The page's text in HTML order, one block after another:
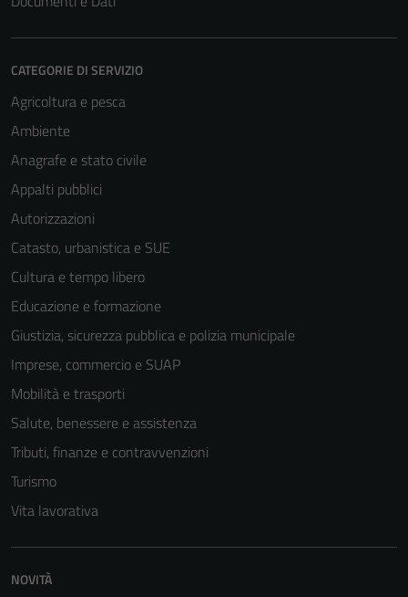
CATEGORIE DI SERVIZIO
Agricoltura e pesca
Ambiente
Anagrafe e stato civile
Appalti pubblici
Autorizzazioni
Catasto, urbanistica e SUE
Cultura e tempo libero
Educazione e formazione
Giustizia, sicurezza pubblica e polizia municipale
Imprese, commercio e SUAP
Mobilità e trasporti
Salute, benessere e assistenza
Tributi, finanze e contravvenzioni
Turismo
Vita lavorativa
NOVITÀ